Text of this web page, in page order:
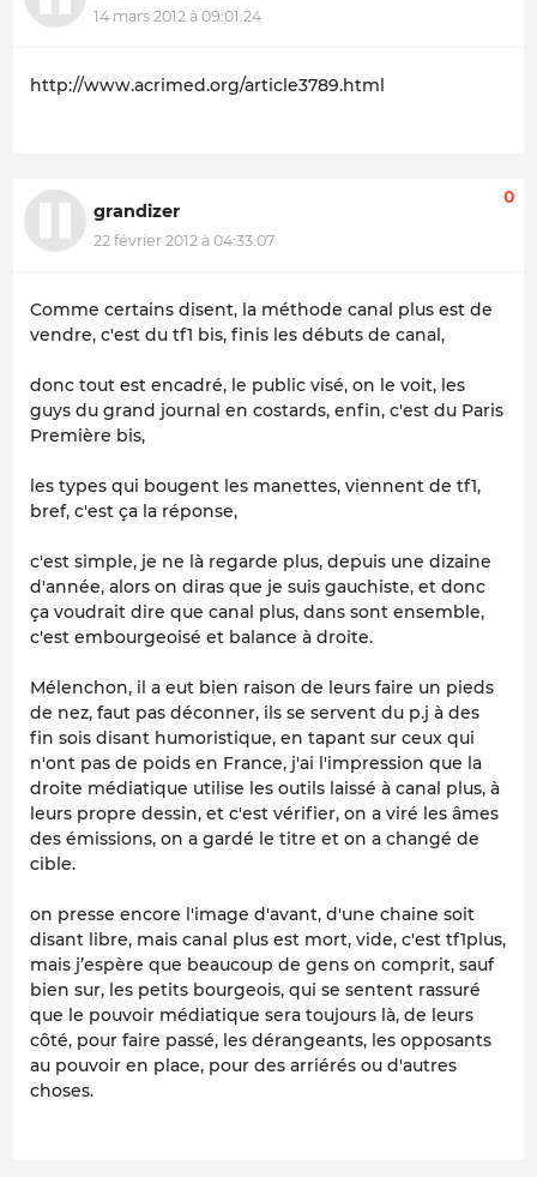
14 mars 2012 à 09:01:24
http://www.acrimed.org/article3789.html
grandizer
22 février 2012 à 04:33:07
0
Comme certains disent, la méthode canal plus est de
vendre, c'est du tf1 bis, finis les débuts de canal,
donc tout est encadré, le public visé, on le voit, les
guys du grand journal en costards, enfin, c'est du Paris
Première bis,
les types qui bougent les manettes, viennent de tf1,
bref, c'est ça la réponse,
c'est simple, je ne là regarde plus, depuis une dizaine
d'année, alors on diras que je suis gauchiste, et donc
ça voudrait dire que canal plus, dans sont ensemble,
c'est embourgeoisé et balance à droite.
Mélenchon, il a eut bien raison de leurs faire un pieds
de nez, faut pas déconner, ils se servent du p.j à des
fin sois disant humoristique, en tapant sur ceux qui
n'ont pas de poids en France, j'ai l'impression que la
droite médiatique utilise les outils laissé à canal plus, à
leurs propre dessin, et c'est vérifier, on a viré les âmes
des émissions, on a gardé le titre et on a changé de
cible.
on presse encore l'image d'avant, d'une chaine soit
disant libre, mais canal plus est mort, vide, c'est tf1plus,
mais j’espère que beaucoup de gens on comprit, sauf
bien sur, les petits bourgeois, qui se sentent rassuré
que le pouvoir médiatique sera toujours là, de leurs
côté, pour faire passé, les dérangeants, les opposants
au pouvoir en place, pour des arriérés ou d'autres
choses.